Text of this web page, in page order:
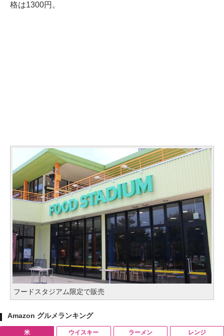
格は1300円。
フードスタジアム限定で販売
Amazon グルメランキング
米 ウイスキー ラーメン レンジ